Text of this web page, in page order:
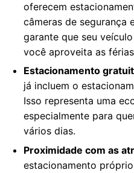
oferecem
câmeras de segurança
garante que seu
você aproveita as
Estacionamento
já incluem o
Isso representa uma
especialmente para
vários dias.
Proximidade com as
estacionamento